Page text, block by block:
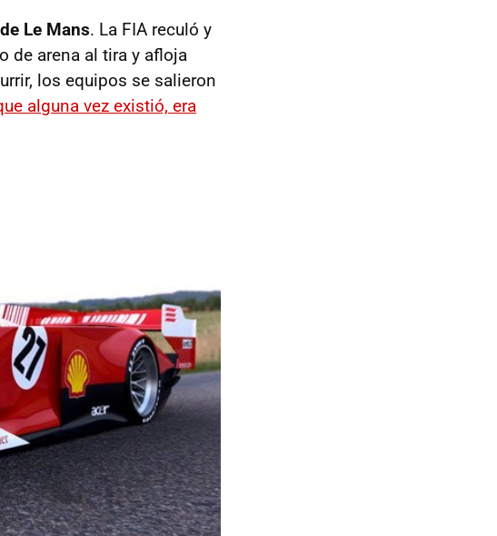
Le Mans. La FIA reculó y
de arena al tira y afloja
los equipos se salieron
alguna vez existió, era